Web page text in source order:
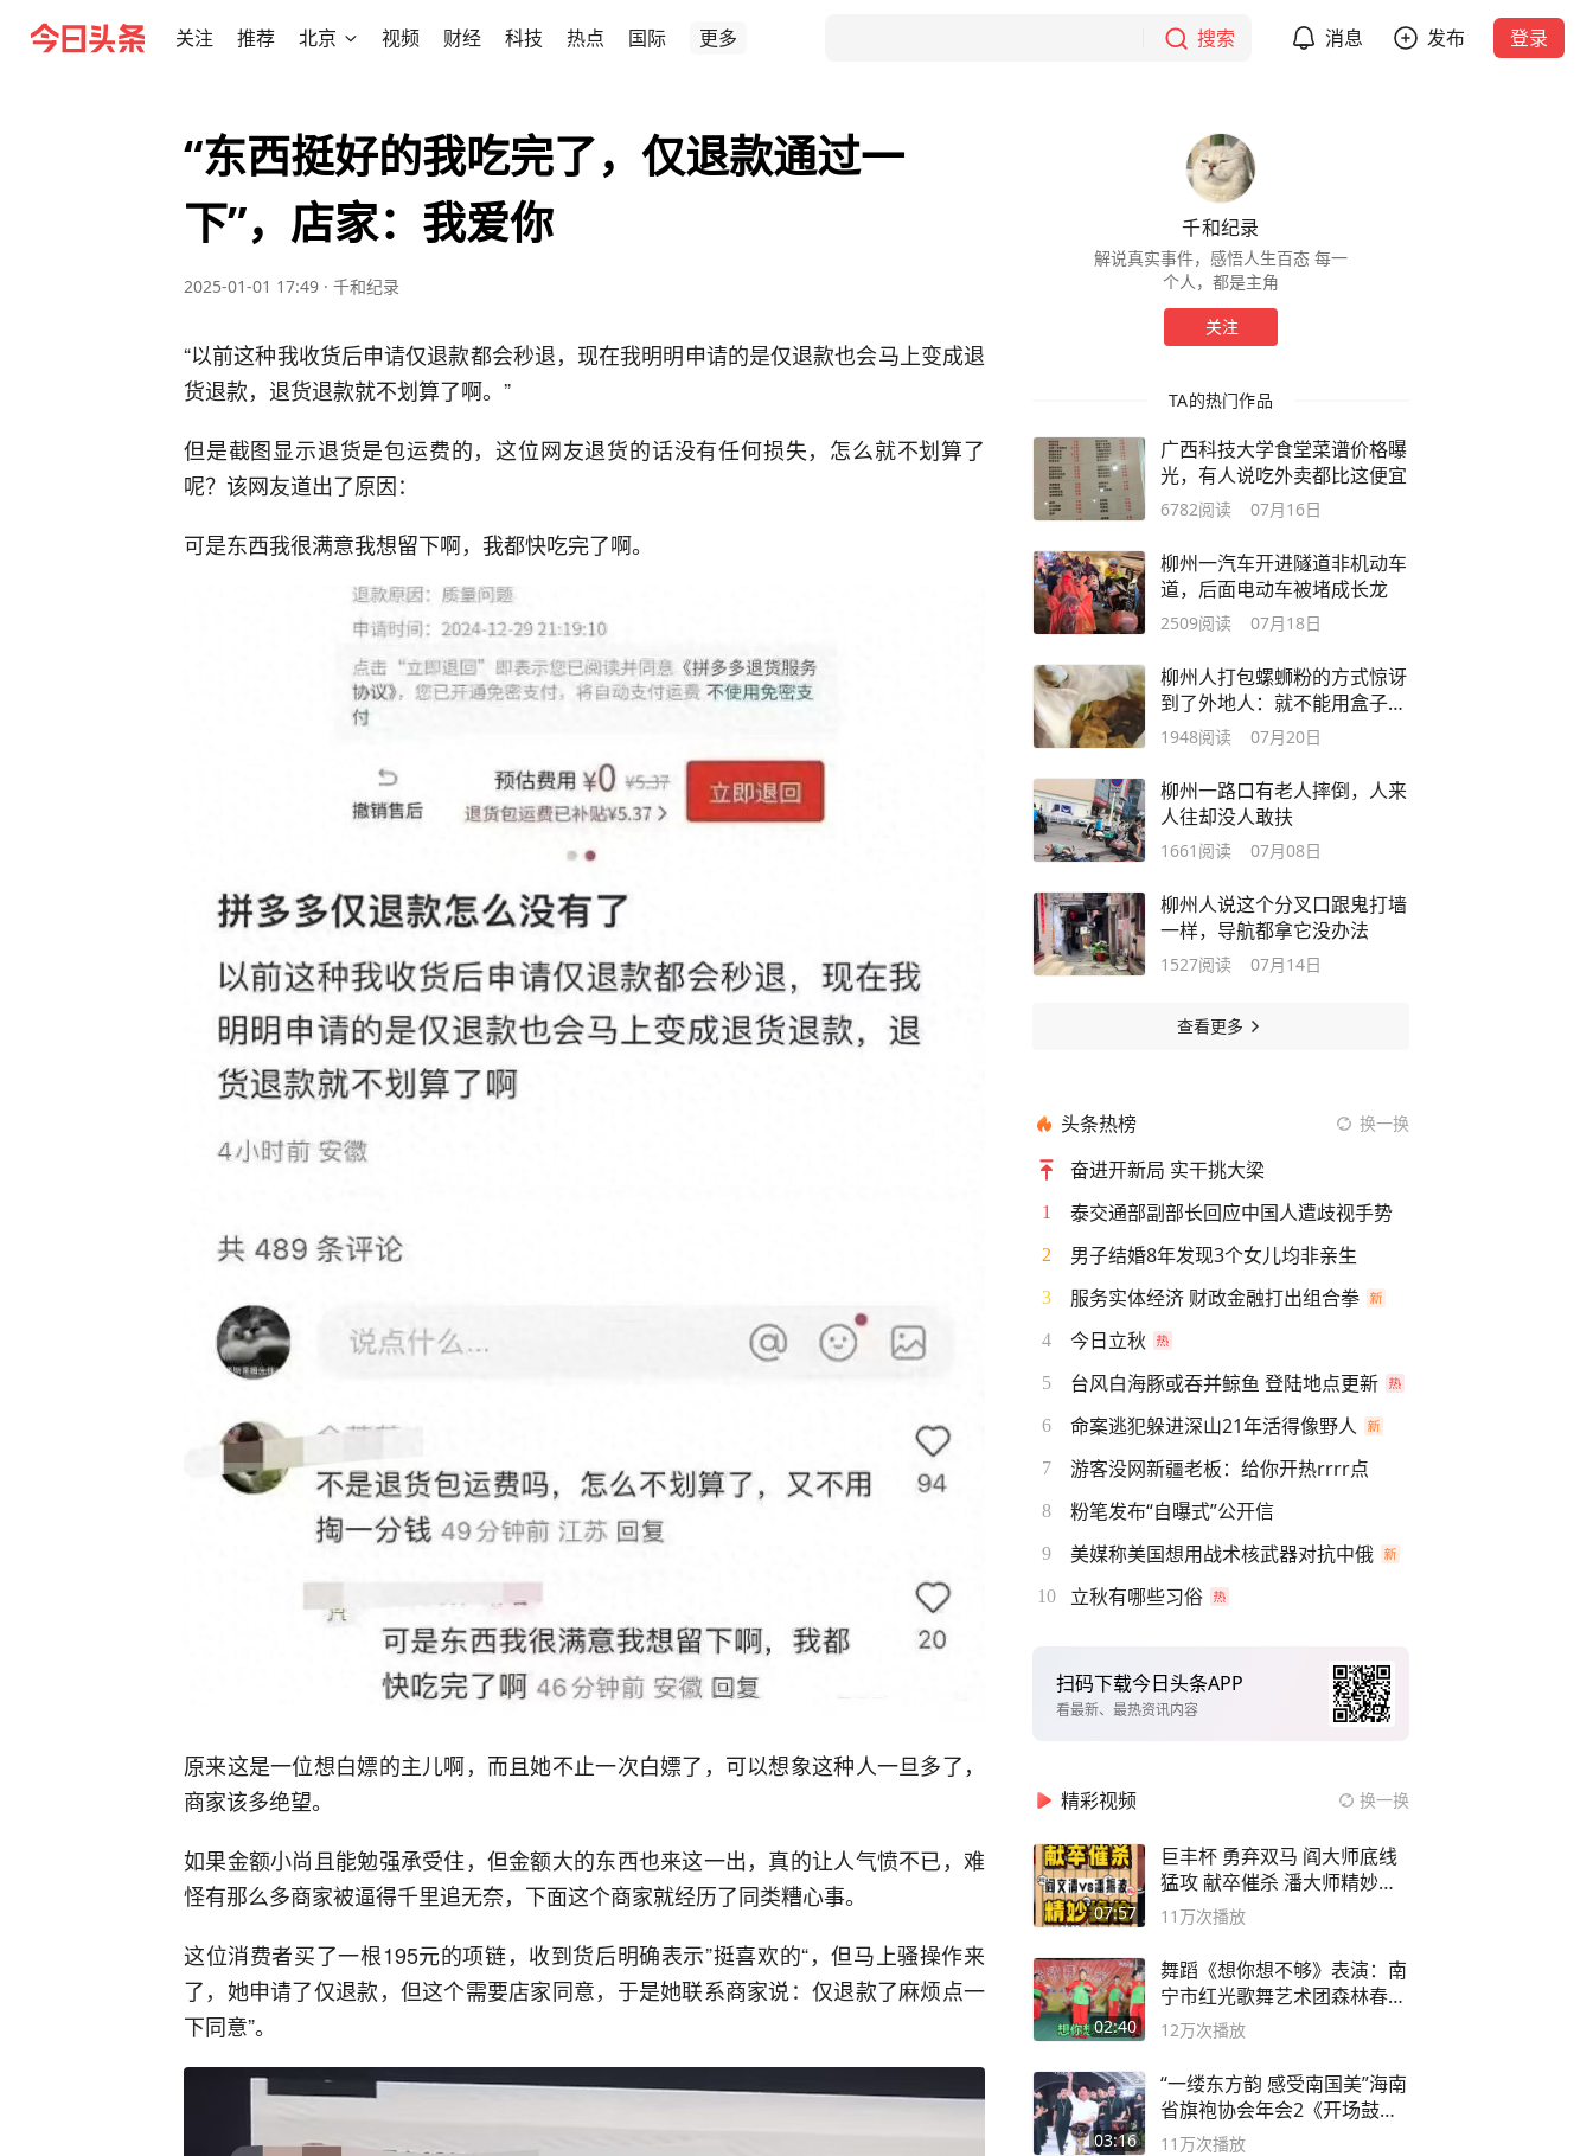
关注 推荐 北京 视频 财经 科技 热点 国际 更多 搜索 消息 发布 登录
“东西挺好的我吃完了，仅退款通过一
下”，店家：我爱你
2025-01-01 17:49 · 千和纪录
“以前这种我收货后申请仅退款都会秒退，现在我明明申请的是仅退款也会马上变成退
货退款，退货退款就不划算了啊。”
但是截图显示退货是包运费的，这位网友退货的话没有任何损失，怎么就不划算了
呢？该网友道出了原因：
可是东西我很满意我想留下啊，我都快吃完了啊。
原来这是一位想白嫖的主儿啊，而且她不止一次白嫖了，可以想象这种人一旦多了，
商家该多绝望。
如果金额小尚且能勉强承受住，但金额大的东西也来这一出，真的让人气愤不已，难
怪有那么多商家被逼得千里追无奈，下面这个商家就经历了同类糟心事。
这位消费者买了一根195元的项链，收到货后明确表示”挺喜欢的“，但马上骚操作来
了，她申请了仅退款，但这个需要店家同意，于是她联系商家说：仅退款了麻烦点一
下同意”。
千和纪录
解说真实事件，感悟人生百态 每一
个人，都是主角
关注
TA的热门作品
广西科技大学食堂菜谱价格曝
光，有人说吃外卖都比这便宜
6782阅读 07月16日
柳州一汽车开进隧道非机动车
道，后面电动车被堵成长龙
2509阅读 07月18日
柳州人打包螺蛳粉的方式惊讶
到了外地人：就不能用盒子装
吗？
1948阅读 07月20日
柳州一路口有老人摔倒，人来
人往却没人敢扶
1661 阅读 07月08日
柳州人说这个分叉口跟鬼打墙
一样，导航都拿它没办法
1527阅读 07月14日
查看更多
头条热榜 换一换
奋进开新局 实干挑大梁
1 泰交通部副部长回应中国人遭歧视手势
2 男子结婚8年发现3个女儿均非亲生
3 服务实体经济 财政金融打出组合拳
4 今日立秋
5 台风白海豚或吞并鲸鱼 登陆地点更新
6 命案逃犯躲进深山21年活得像野人
7 游客没网新疆老板：给你开热rrrr点
8 粉笔发布“自曝式”公开信
9 美媒称美国想用战术核武器对抗中俄
10 立秋有哪些习俗
扫码下载今日头条APP
看最新、最热资讯内容
精彩视频 换一换
07:57
巨丰杯 勇弃双马 阎大师底线
猛攻 献卒催杀 潘大师精妙入
局
11万次播放
02:40
舞蹈《想你想不够》表演：南
宁市红光歌舞艺术团森林春红
舞蹈队。
12万次播放
03:16
“一缕东方韵 感受南国美”海南
省旗袍协会年会2《开场鼓》
二团
11万次播放